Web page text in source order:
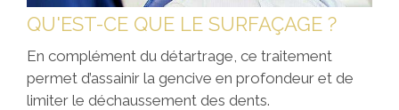
QU'EST-CE QUE LE SURFAÇAGE ?
En complément du détartrage, ce traitement
permet d’assainir la gencive en profondeur et de
limiter le déchaussement des dents.